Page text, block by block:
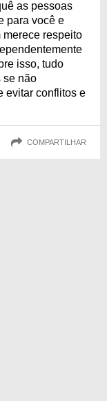
as pessoas
para você e
respeito
isso, tudo
se não
evitar conflitos e
COMPARTILHAR